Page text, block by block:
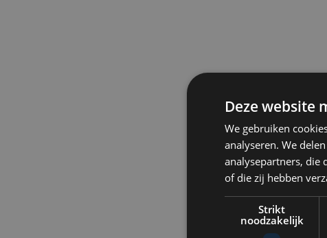
Deze website
We gebruiken
analyseren. We
analysepartners, die
of die zij hebben
Strikt
noodzakelijk